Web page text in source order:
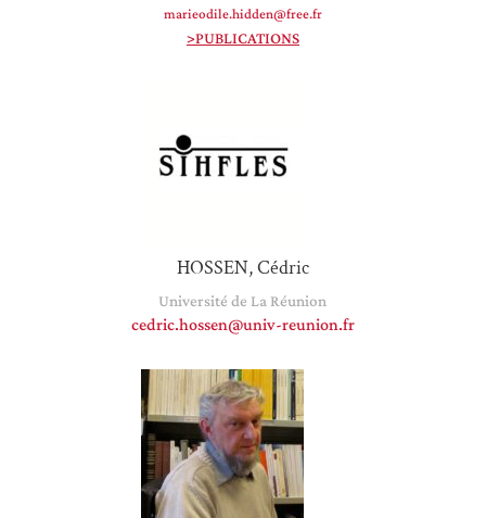
marieodile.hidden@free.fr
>PUBLICATIONS
HOSSEN, Cédric
Université de La Réunion
cedric.hossen@univ-reunion.fr